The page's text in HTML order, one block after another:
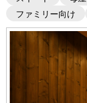
ファミリー向け